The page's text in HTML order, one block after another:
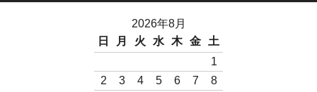
2026年8月
日
月 火 水 木 金
土
1
2
3 4 5 6 7
8